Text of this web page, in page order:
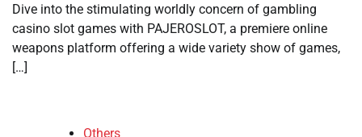
Dive into the stimulating worldly concern of gambling
casino slot games with PAJEROSLOT, a premiere online
weapons platform offering a wide variety show of games,
[…]
Others